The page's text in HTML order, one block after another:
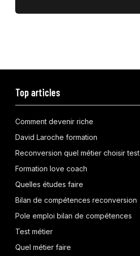
Top articles
Comment devenir riche
David Laroche formation
Reconversion quel métier choisir test
Formation love coach
Quelles études faire
Bilan de compétences reconversion
Pole emploi bilan de compétences
Test métier
Quel métier faire